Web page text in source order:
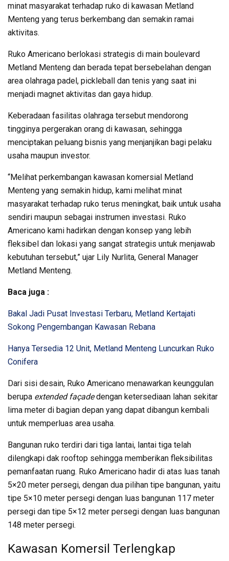
minat masyarakat terhadap ruko di kawasan Metland
Menteng yang terus berkembang dan semakin ramai
aktivitas.
Ruko Americano berlokasi strategis di main boulevard
Metland Menteng dan berada tepat bersebelahan dengan
area olahraga padel, pickleball dan tenis yang saat ini
menjadi magnet aktivitas dan gaya hidup.
Keberadaan fasilitas olahraga tersebut mendorong
tingginya pergerakan orang di kawasan, sehingga
menciptakan peluang bisnis yang menjanjikan bagi pelaku
usaha maupun investor.
“Melihat perkembangan kawasan komersial Metland
Menteng yang semakin hidup, kami melihat minat
masyarakat terhadap ruko terus meningkat, baik untuk usaha
sendiri maupun sebagai instrumen investasi. Ruko
Americano kami hadirkan dengan konsep yang lebih
fleksibel dan lokasi yang sangat strategis untuk menjawab
kebutuhan tersebut,” ujar Lily Nurlita, General Manager
Metland Menteng.
Baca juga :
Bakal Jadi Pusat Investasi Terbaru, Metland Kertajati
Sokong Pengembangan Kawasan Rebana
Hanya Tersedia 12 Unit, Metland Menteng Luncurkan Ruko
Conifera
Dari sisi desain, Ruko Americano menawarkan keunggulan
berupa extended façadedengan ketersediaan lahan sekitar
lima meter di bagian depan yang dapat dibangun kembali
untuk memperluas area usaha.
Bangunan ruko terdiri dari tiga lantai, lantai tiga telah
dilengkapi dak rooftop sehingga memberikan fleksibilitas
pemanfaatan ruang. Ruko Americano hadir di atas luas tanah
5×20 meter persegi, dengan dua pilihan tipe bangunan, yaitu
tipe 5×10 meter persegi dengan luas bangunan 117 meter
persegi dan tipe 5×12 meter persegi dengan luas bangunan
148 meter persegi.
Kawasan Komersil Terlengkap